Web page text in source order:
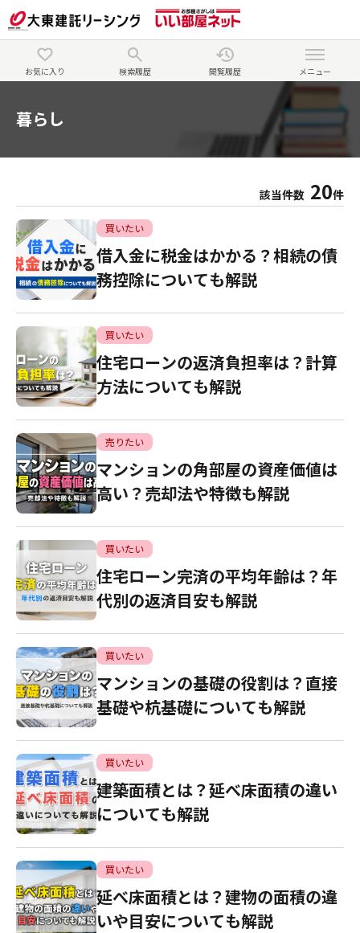
お気に入り 検索履歴 閲覧履歴 メニュー
暮らし
該当件数 20件
買いたい
借入金に税金はかかる？相続の債
務控除についても解説
買いたい
住宅ローンの返済負担率は？計算
方法についても解説
売りたい
マンションの角部屋の資産価値は
高い？売却法や特徴も解説
買いたい
住宅ローン完済の平均年齢は？年
代別の返済目安も解説
買いたい
マンションの基礎の役割は？直接
基礎や杭基礎についても解説
買いたい
建築面積とは？延べ床面積の違い
についても解説
買いたい
延べ床面積とは？建物の面積の違
いや目安についても解説